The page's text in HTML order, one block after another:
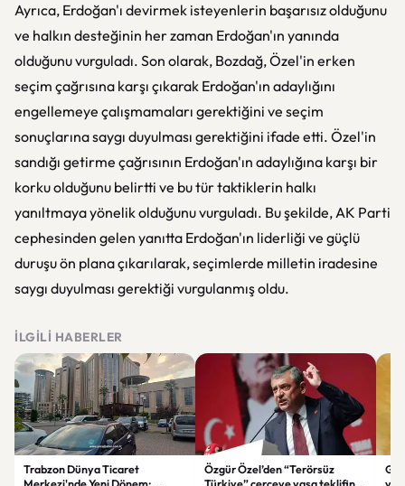
Ayrıca, Erdoğan'ı devirmek isteyenlerin başarısız olduğunu
ve halkın desteğinin her zaman Erdoğan'ın yanında
olduğunu vurguladı. Son olarak, Bozdağ, Özel'in erken
seçim çağrısına karşı çıkarak Erdoğan'ın adaylığını
engellemeye çalışmamaları gerektiğini ve seçim
sonuçlarına saygı duyulması gerektiğini ifade etti. Özel'in
sandığı getirme çağrısının Erdoğan'ın adaylığına karşı bir
korku olduğunu belirtti ve bu tür taktiklerin halkı
yanıltmaya yönelik olduğunu vurguladı. Bu şekilde, AK Parti
cephesinden gelen yanıtta Erdoğan'ın liderliği ve güçlü
duruşu ön plana çıkarılarak, seçimlerde milletin iradesine
saygı duyulması gerektiği vurgulanmış oldu.
İLGILI HABERLER
Trabzon Dünya Ticaret
Merkezi'nde Yeni Dönem:
Özgür Özel’den “Terörsüz
Türkiye” çerçeve yasa teklifine
ve